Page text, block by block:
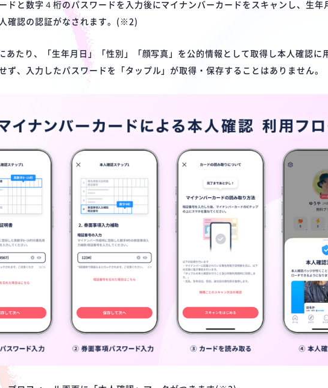
ドと数字４桁のパスワードを入力後にマイナンバーカードを​​スキャンし、生年
確認の認証がなされます。(※2)
あたり、「生年月日」「性別」「顔写真」を公的情報として取得し本人確認に
ず、入力したパスワードを「タップル」が取得・保存することはありません。